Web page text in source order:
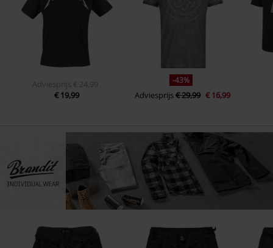
Adviesprijs
€ 24,99
€ 19,99
-43%
Adviesprijs€ 29,99 € 16,99